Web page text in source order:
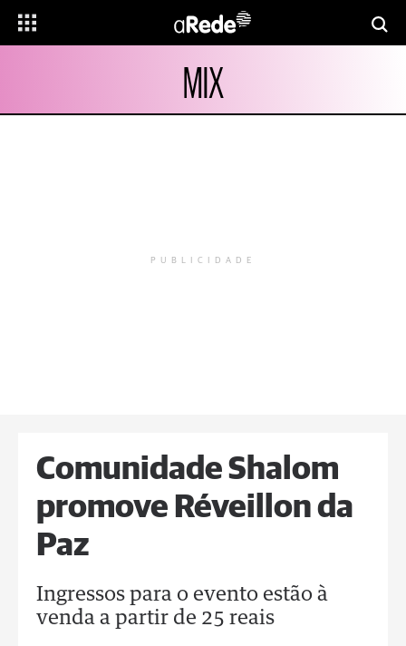
MIX
PUBLICIDADE
Comunidade Shalom
promove Réveillon da
Paz
Ingressos para o evento estão à
venda a partir de 25 reais